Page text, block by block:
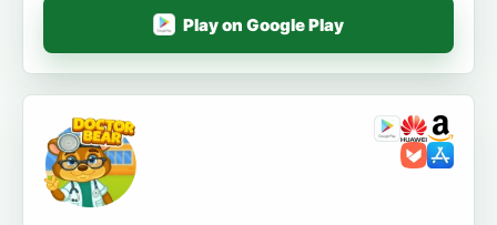
Play on Google Play